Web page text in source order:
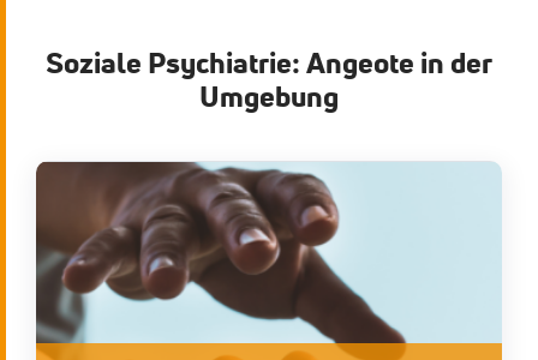
Soziale Psychiatrie: Angeote in der
Umgebung